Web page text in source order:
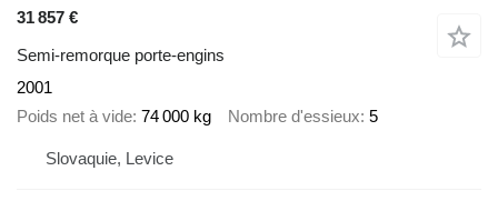
31 857 €
Semi-remorque porte-engins
2001
Poids net à vide 74 000 kg Nombre d'essieux 5
Slovaquie, Levice